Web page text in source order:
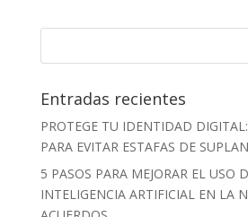
Entradas recientes
PROTEGE TU IDENTIDAD DIGITAL:
PARA EVITAR ESTAFAS DE
5 PASOS PARA MEJORAR EL USO
INTELIGENCIA ARTIFICIAL EN LA